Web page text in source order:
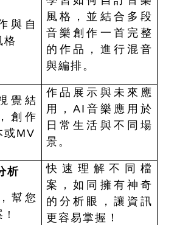
與自
格
風格，並結合多段
音樂創作一首完整
的作品，進行混音
與編排。
覺結
創作
或MV
作品展示與未來應
用，AI音樂應用於
日常生活與不同場
景。
析
幫您
！
快速理解不同檔
案，如同擁有神奇
的分析眼，讓資訊
更容易掌握！